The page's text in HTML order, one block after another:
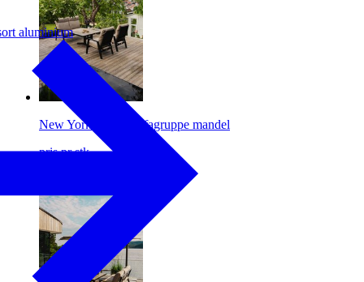
New York 2-seter sofagruppe mandel
pris pr stk.
aluminium